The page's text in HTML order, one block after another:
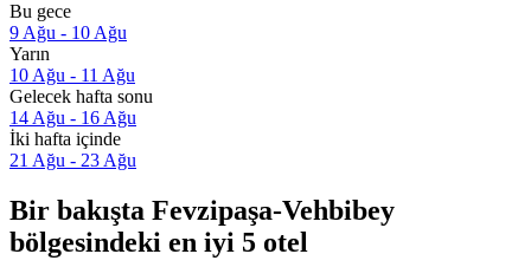
Bu gece
9 Ağu - 10 Ağu
Yarın
10 Ağu - 11 Ağu
Gelecek hafta sonu
14 Ağu - 16 Ağu
İki hafta içinde
21 Ağu - 23 Ağu
Bir bakışta Fevzipaşa-Vehbibey
bölgesindeki en iyi 5 otel